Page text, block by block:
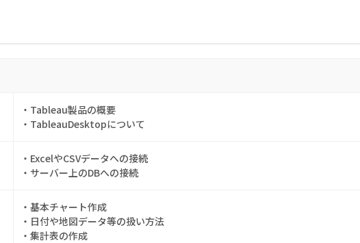
・Tableau製品の概要
・TableauDesktopについて
・ExcelやCSVデータへの接続
・サーバー上のDBへの接続
・基本チャート作成
・日付や地図データ等の扱い方法
・集計表の作成